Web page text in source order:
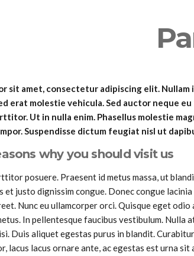
sit amet, consectetur adipiscing elit. Nullam
erat molestie vehicula. Sed auctor neque
Ut in nulla enim. Phasellus molestie
Suspendisse dictum feugiat nisl ut
why you should visit us
posuere. Praesent id metus massa, ut
et justo dignissim congue. Donec congue
Nunc eu ullamcorper orci. Quisque eget odio
In pellentesque faucibus vestibulum. Nulla
Duis aliquet egestas purus in blandit.
lacus lacus ornare ante, ac egestas est urna sit